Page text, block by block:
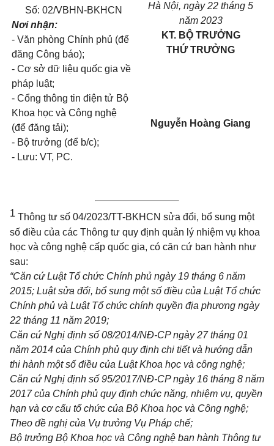
Số: 02/VBHN-BKHCN
Nơi nhận:
- Văn phòng Chính phủ (để
đăng Công báo);
- Cơ sở dữ liệu quốc gia về
pháp luật;
- Cổng thông tin điện tử Bộ
Khoa học và Công nghệ
(để đăng tải);
- Bộ trưởng (để b/c);
- Lưu: VT, PC.
Hà Nội, ngày 22 tháng 5
năm 2023
KT. BỘ TRƯỞNG
THỨ TRƯỞNG
Nguyễn Hoàng Giang
1 Thông tư số 04/2023/TT-BKHCN sửa đổi, bổ sung một
số điều của các Thông tư quy định quản lý nhiệm vụ khoa
học và công nghệ cấp quốc gia, có căn cứ ban hành như
sau:
“Căn cứ Luật Tổ chức Chính phủ ngày 19 tháng 6 năm
2015; Luật sửa đổi, bổ sung một số điều của Luật Tổ chức
Chính phủ và Luật Tổ chức chính quyền địa phương ngày
22 tháng 11 năm 2019;
Căn cứ Nghị định số 08/2014/NĐ-CPngày 27 tháng 01
năm 2014 của Chính phủ quy định chi tiết và hướng dẫn
thi hành một số điều của Luật Khoa học và công nghệ;
Căn cứ Nghị định số 95/2017/NĐ-CPngày 16 tháng 8 năm
2017 của Chính phủ quy định chức năng, nhiệm vụ, quyền
hạn và cơ cấu tổ chức của Bộ Khoa học và Công nghệ;
Theo đề nghị của Vụ trưởng Vụ Pháp chế;
Bộ trưởng Bộ Khoa học và Công nghệ ban hành Thông tư